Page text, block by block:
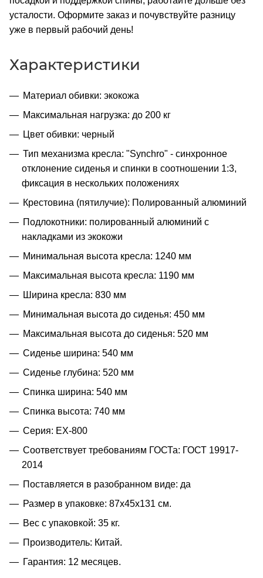
усталости. Оформите заказ и почувствуйте разницу
уже в первый рабочий день!
Характеристики
Материал обивки: экокожа
Максимальная нагрузка: до 200 кг
Цвет обивки: черный
Тип механизма кресла: "Synchro" - синхронное
отклонение сиденья и спинки в соотношении 1:3,
фиксация в нескольких положениях
Крестовина (пятилучие): Полированный алюминий
Подлокотники: полированный алюминий с
накладками из экокожи
Минимальная высота кресла: 1240 мм
Максимальная высота кресла: 1190 мм
Ширина кресла: 830 мм
Минимальная высота до сиденья: 450 мм
Максимальная высота до сиденья: 520 мм
Сиденье ширина: 540 мм
Сиденье глубина: 520 мм
Спинка ширина: 540 мм
Спинка высота: 740 мм
Серия: EX-800
Соответствует требованиям ГОСТа: ГОСТ 19917-
2014
Поставляется в разобранном виде: да
Размер в упаковке: 87x45x131 см.
Вес с упаковкой: 35 кг.
Производитель: Китай.
Гарантия: 12 месяцев.